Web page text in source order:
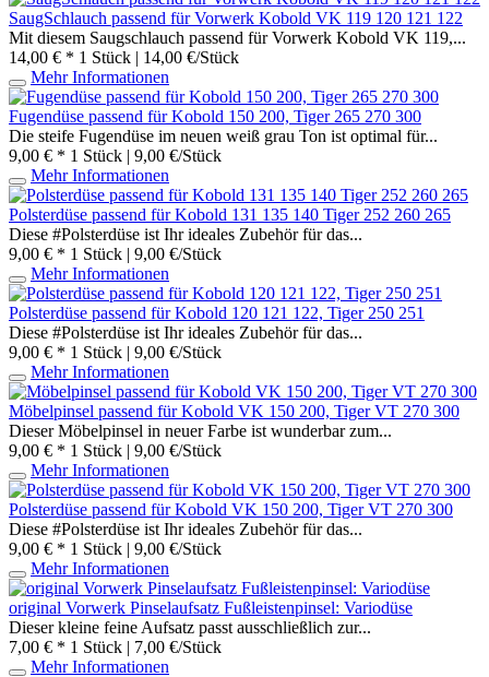
SaugSchlauch passend für Vorwerk Kobold VK 119 120 121 122
Mit diesem Saugschlauch passend für Vorwerk Kobold VK 119,...
14,00 € * 1 Stück | 14,00 €/Stück
Mehr Informationen
Fugendüse passend für Kobold 150 200, Tiger 265 270 300
Die steife Fugendüse im neuen weiß grau Ton ist optimal für...
9,00 € * 1 Stück | 9,00 €/Stück
Mehr Informationen
Polsterdüse passend für Kobold 131 135 140 Tiger 252 260 265
Diese #Polsterdüse ist Ihr ideales Zubehör für das...
9,00 € * 1 Stück | 9,00 €/Stück
Mehr Informationen
Polsterdüse passend für Kobold 120 121 122, Tiger 250 251
Diese #Polsterdüse ist Ihr ideales Zubehör für das...
9,00 € * 1 Stück | 9,00 €/Stück
Mehr Informationen
Möbelpinsel passend für Kobold VK 150 200, Tiger VT 270 300
Dieser Möbelpinsel in neuer Farbe ist wunderbar zum...
9,00 € * 1 Stück | 9,00 €/Stück
Mehr Informationen
Polsterdüse passend für Kobold VK 150 200, Tiger VT 270 300
Diese #Polsterdüse ist Ihr ideales Zubehör für das...
9,00 € * 1 Stück | 9,00 €/Stück
Mehr Informationen
original Vorwerk Pinselaufsatz Fußleistenpinsel: Variodüse
Dieser kleine feine Aufsatz passt ausschließlich zur...
7,00 € * 1 Stück | 7,00 €/Stück
Mehr Informationen